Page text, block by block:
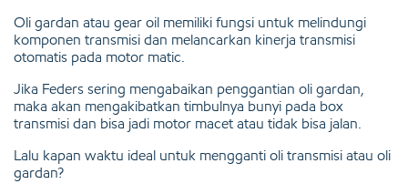
Oli gardan atau gear oil memiliki fungsi untuk melindungi
komponen transmisi dan melancarkan kinerja transmisi
otomatis pada motor matic.
Jika Feders sering mengabaikan penggantian oli gardan,
maka akan mengakibatkan timbulnya bunyi pada box
transmisi dan bisa jadi motor macet atau tidak bisa jalan.
Lalu kapan waktu ideal untuk mengganti oli transmisi atau oli
gardan?